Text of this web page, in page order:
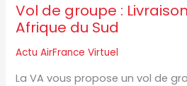
Vol de groupe :
Afrique du Sud
Actu AirFrance Virtuel
La VA vous propose un vol de